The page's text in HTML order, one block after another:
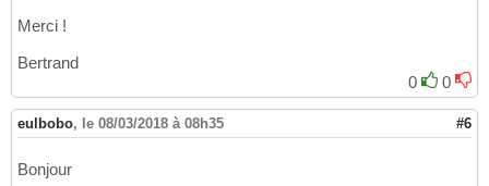
Merci !
Bertrand
0
0
eulbobo, le 08/03/2018 à 08h35 #6
Bonjour